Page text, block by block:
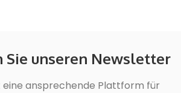
Sie unseren Newsletter
eine ansprechende Plattform für